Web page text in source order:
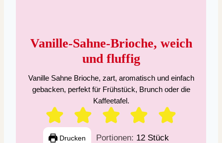
Vanille-Sahne-Brioche, weich
und fluffig
Vanille Sahne Brioche, zart, aromatisch und einfach
gebacken, perfekt für Frühstück, Brunch oder die
Kaffeetafel.
Drucken Portionen: 12 Stück